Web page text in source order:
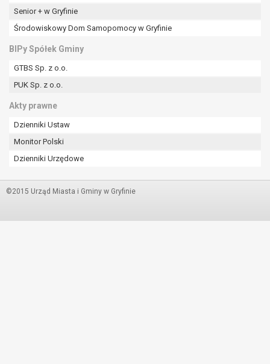
Senior + w Gryfinie
Środowiskowy Dom Samopomocy w Gryfinie
BIPy Spółek Gminy
GTBS Sp. z o.o.
PUK Sp. z o.o.
Akty prawne
Dzienniki Ustaw
Monitor Polski
Dzienniki Urzędowe
©2015 Urząd Miasta i Gminy w Gryfinie